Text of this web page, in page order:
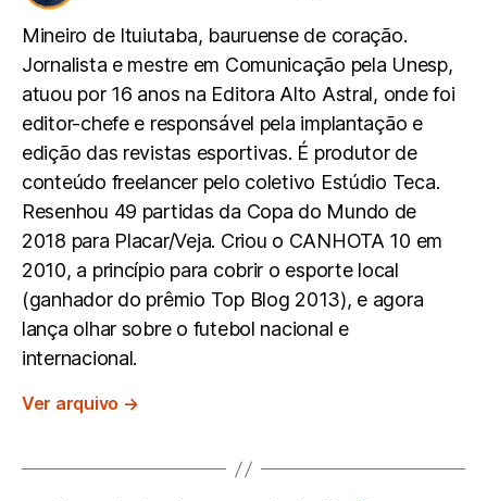
Mineiro de Ituiutaba, bauruense de coração.
Jornalista e mestre em Comunicação pela Unesp,
atuou por 16 anos na Editora Alto Astral, onde foi
editor-chefe e responsável pela implantação e
edição das revistas esportivas. É produtor de
conteúdo freelancer pelo coletivo Estúdio Teca.
Resenhou 49 partidas da Copa do Mundo de
2018 para Placar/Veja. Criou o CANHOTA 10 em
2010, a princípio para cobrir o esporte local
(ganhador do prêmio Top Blog 2013), e agora
lança olhar sobre o futebol nacional e
internacional.
Ver arquivo →